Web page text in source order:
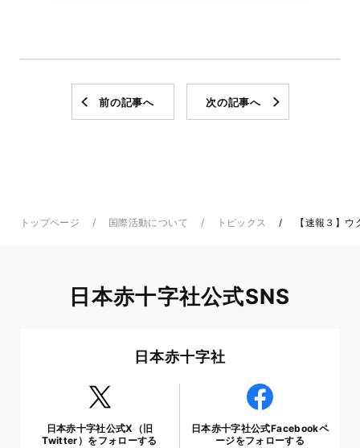
前の記事へ 次の記事へ
トップページ 国際活動について トピックス 【速報３】
日本赤十字社公式SNS
日本赤十字社
日本赤十字社公式X（旧
Twitter）をフォローする
日本赤十字社公式Facebookペ
ージをフォローする